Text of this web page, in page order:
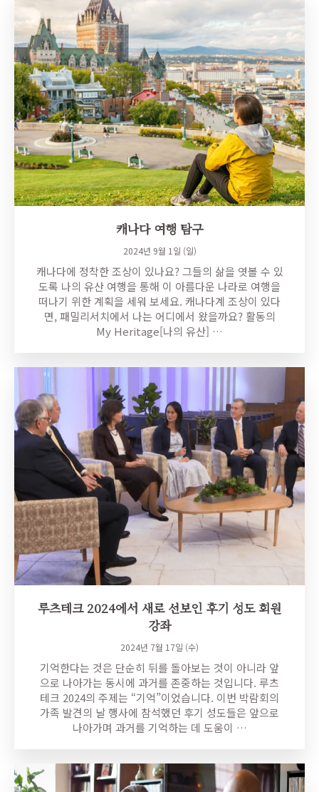
캐나다 여행 탐구
2024년 9월 1일 (일)
캐나다에 정착한 조상이 있나요? 그들의 삶을 엿볼 수 있
도록 나의 유산 여행을 통해 이 아름다운 나라로 여행을
떠나기 위한 계획을 세워 보세요. 캐나다계 조상이 있다
면, 패밀리서치에서 나는 어디에서 왔을까요? 활동의
My Heritage[나의 유산] …
루츠테크 2024에서 새로 선보인 후기 성도 회원
강좌
2024년 7월 17일 (수)
기억한다는 것은 단순히 뒤를 돌아보는 것이 아니라 앞
으로 나아가는 동시에 과거를 존중하는 것입니다. 루츠
테크 2024의 주제는 “기억”이었습니다. 이번 박람회의
가족 발견의 날 행사에 참석했던 후기 성도들은 앞으로
나아가며 과거를 기억하는 데 도움이 …